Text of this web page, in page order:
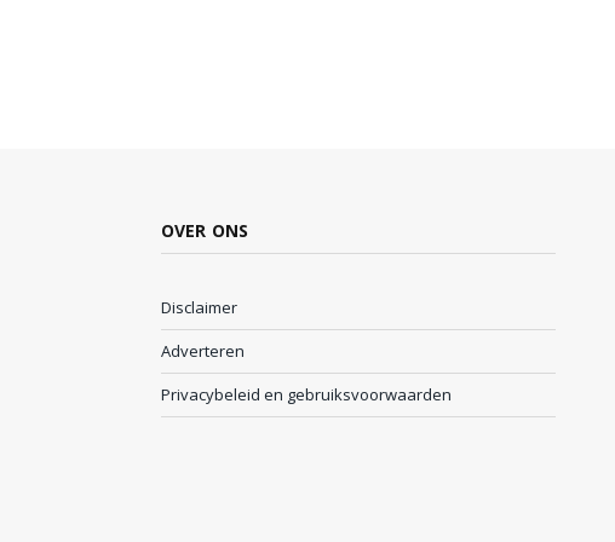
OVER ONS
Disclaimer
Adverteren
Privacybeleid en gebruiksvoorwaarden